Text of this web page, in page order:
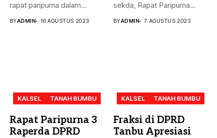
rapat paripurna dalam
BYADMIN 16 AGUSTUS 2023
sekda, Rapat Paripurna
BYADMIN 7 AGUSTUS 2023
KALSEL TANAH BUMBU
Rapat Paripurna 3
Raperda DPRD
KALSEL TANAH BUMBU
Fraksi di DPRD
Tanbu Apresiasi